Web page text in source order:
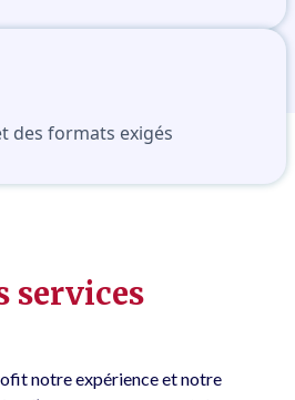
des formats exigés
services
notre expérience et notre